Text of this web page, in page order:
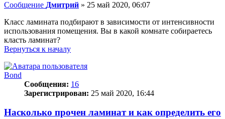
Сообщение Дмитрий » 25 май 2020, 06:07
Класс ламината подбирают в зависимости от интенсивности
использования помещения. Вы в какой комнате собираетесь
класть ламинат?
Вернуться к началу
Bond
Сообщения: 16
Зарегистрирован: 25 май 2020, 16:44
Насколько прочен ламинат и как определить его